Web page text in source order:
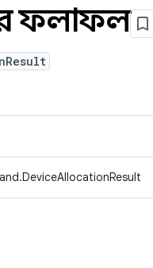
ফলাফল